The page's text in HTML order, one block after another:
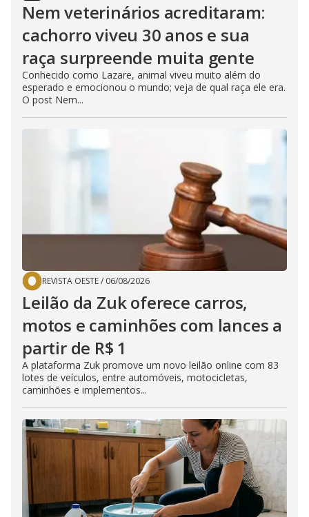
Nem veterinários acreditaram:
cachorro viveu 30 anos e sua
raça surpreende muita gente
Conhecido como Lazare, animal viveu muito além do
esperado e emocionou o mundo; veja de qual raça ele era.
O post Nem...
REVISTA OESTE/ 06/08/2026
Leilão da Zuk oferece carros,
motos e caminhões com lances a
partir de R$ 1
A plataforma Zuk promove um novo leilão online com 83
lotes de veículos, entre automóveis, motocicletas,
caminhões e implementos...